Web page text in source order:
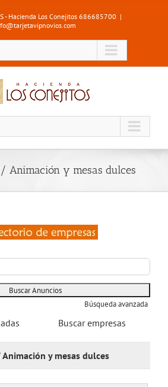
- Hacienda Los Conejitos 686685700 |
Animación y mesas dulces
Búsqueda avanzada
Buscar empresas
y mesas dulces